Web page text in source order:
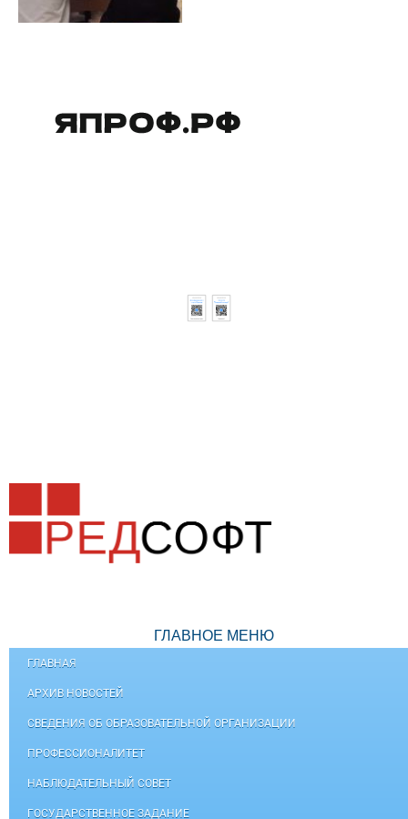
ГЛАВНОЕ МЕНЮ
ГЛАВНАЯ
АРХИВ НОВОСТЕЙ
СВЕДЕНИЯ ОБ ОБРАЗОВАТЕЛЬНОЙ ОРГАНИЗАЦИИ
ПРОФЕССИОНАЛИТЕТ
НАБЛЮДАТЕЛЬНЫЙ СОВЕТ
ГОСУДАРСТВЕННОЕ ЗАДАНИЕ